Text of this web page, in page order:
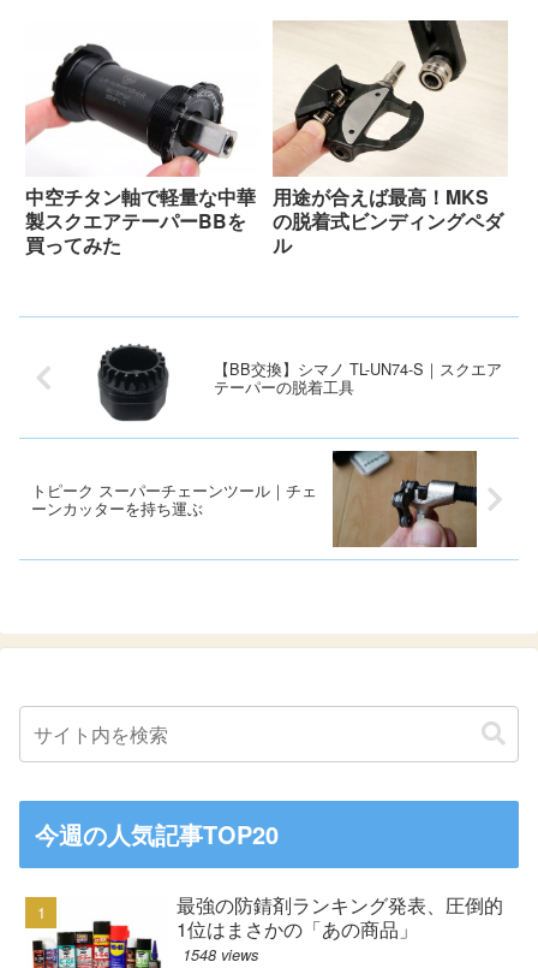
中空チタン軸で軽量な中華
製スクエアテーパーBBを
買ってみた
用途が合えば最高！MKS
の脱着式ビンディングペダ
ル
【BB交換】シマノ TL-UN74-S｜スクエア
テーパーの脱着工具
トピーク スーパーチェーンツール｜チェ
ーンカッターを持ち運ぶ
今週の人気記事TOP20
最強の防錆剤ランキング発表、圧倒的
1位はまさかの「あの商品」
1548 views